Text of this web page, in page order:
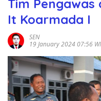
Tim Pengawas
It Koarmada I
SEN
19 January 2024 07:56